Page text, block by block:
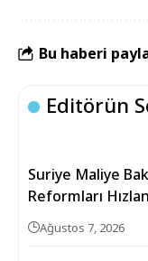
Bu haberi
Editörün
Suriye Maliye
Reformları
Ağustos 7, 2026